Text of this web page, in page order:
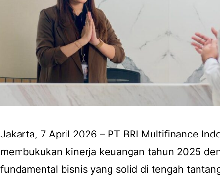
Jakarta, 7 April 2026 – PT BRI Multifinance
membukukan kinerja keuangan tahun 2025
fundamental bisnis yang solid di tengah